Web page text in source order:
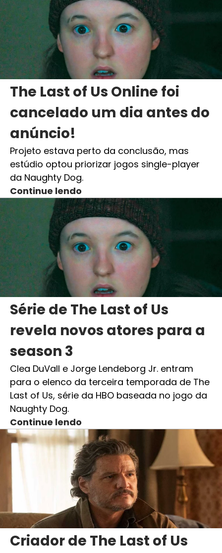
The Last of Us Online foi
cancelado um dia antes do
anúncio!
Projeto estava perto da conclusão, mas
estúdio optou priorizar jogos single-player
da Naughty Dog.
Continue lendo
Série de The Last of Us
revela novos atores para a
season 3
Clea DuVall e Jorge Lendeborg Jr. entram
para o elenco da terceira temporada de The
Last of Us, série da HBO baseada no jogo da
Naughty Dog.
Continue lendo
Criador de The Last of Us